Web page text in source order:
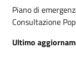
Piano di
Consultazione
Ultimo